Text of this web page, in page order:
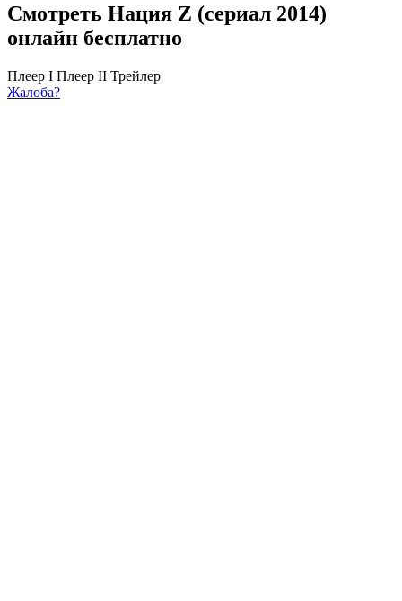
Смотреть Нация Z (сериал 2014)
онлайн бесплатно
Плеер I Плеер II Трейлер
Жалоба?